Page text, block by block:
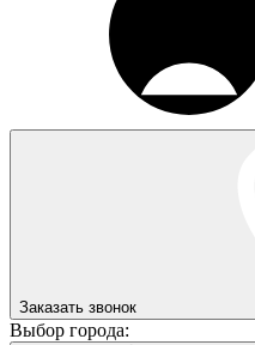
Заказать звонок
Выбор города: